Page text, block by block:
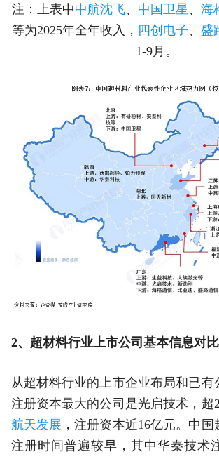
注：上表中中航沈飞、 中国卫星 、 海
等为2025年全年收入， 四创电子、 盛
1-9月。
2、超材料行业上市公司基本信息对比
从超材料行业的上市企业布局和已有
注册资本最大的公司是光启技术，超
航天发展 ，注册资本近16亿元。中国
注册时间普遍较早，其中华秦技术